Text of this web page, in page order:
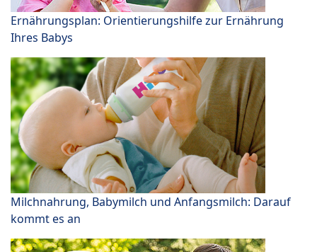
Ernährungsplan: Orientierungshilfe zur Ernährung
Ihres Babys
Milchnahrung, Babymilch und Anfangsmilch: Darauf
kommt es an